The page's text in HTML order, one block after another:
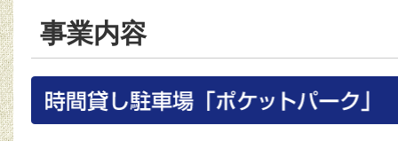
事業内容